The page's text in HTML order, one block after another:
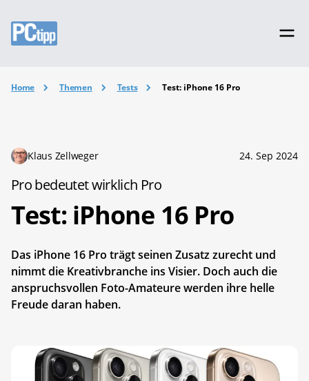
Home Themen Tests Test: iPhone 16 Pro
Klaus Zellweger 24. Sep 2024
Pro bedeutet wirklich Pro
Test: iPhone 16 Pro
Das iPhone 16 Pro trägt seinen Zusatz zurecht und
nimmt die Kreativbranche ins Visier. Doch auch die
anspruchsvollen Foto-Amateure werden ihre helle
Freude daran haben.